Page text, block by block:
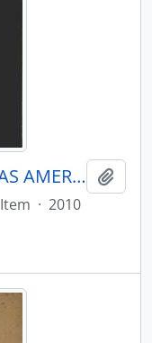
LIAMES LÍNGUAS INDÍGENAS AMERICANAS - CAMPINAS SP UNICAMP INSTITUTO DE EST - 2010 - Nº10
Item · 2010